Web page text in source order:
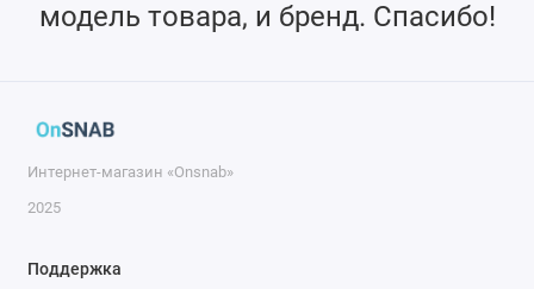
модель товара, и бренд. Спасибо!
Интернет-магазин «Onsnab»
2025
Поддержка